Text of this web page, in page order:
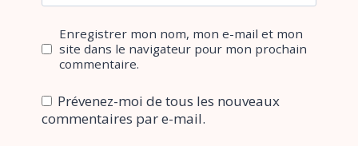
Enregistrer mon nom, mon e-mail et mon
site dans le navigateur pour mon prochain
commentaire.
Prévenez-moi de tous les nouveaux
commentaires par e-mail.